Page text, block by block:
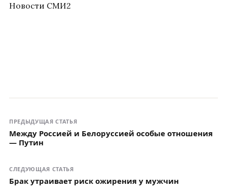
Новости СМИ2
ПРЕДЫДУЩАЯ СТАТЬЯ
Между Россией и Белоруссией особые отношения
― Путин
СЛЕДУЮЩАЯ СТАТЬЯ
Брак утраивает риск ожирения у мужчин